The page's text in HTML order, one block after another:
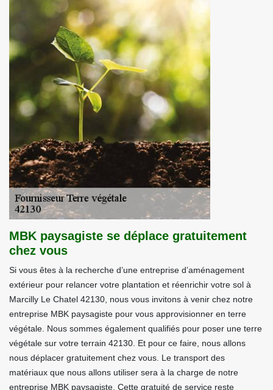
MBK paysagiste se déplace gratuitement
chez vous
Si vous êtes à la recherche d’une entreprise d’aménagement
extérieur pour relancer votre plantation et réenrichir votre sol à
Marcilly Le Chatel 42130, nous vous invitons à venir chez notre
entreprise MBK paysagiste pour vous approvisionner en terre
végétale. Nous sommes également qualifiés pour poser une terre
végétale sur votre terrain 42130. Et pour ce faire, nous allons
nous déplacer gratuitement chez vous. Le transport des
matériaux que nous allons utiliser sera à la charge de notre
entreprise MBK paysagiste. Cette gratuité de service reste